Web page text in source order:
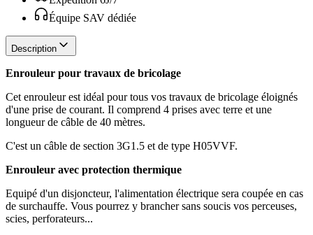
Équipe SAV dédiée
Description
Enrouleur pour travaux de bricolage
Cet enrouleur est idéal pour tous vos travaux de bricolage éloignés
d'une prise de courant. Il comprend 4 prises avec terre et une
longueur de câble de 40 mètres.
C'est un câble de section 3G1.5 et de type H05VVF.
Enrouleur avec protection thermique
Equipé d'un disjoncteur, l'alimentation électrique sera coupée en cas
de surchauffe. Vous pourrez y brancher sans soucis vos perceuses,
scies, perforateurs...